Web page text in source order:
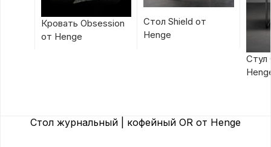
Кровать Obsession
от Henge
Стол Shield от
Henge
Стул
Стол журнальный | кофейный OR от Henge